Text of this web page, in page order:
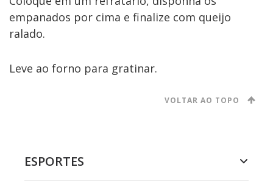
empanados por cima e finalize com queijo
ralado.
Leve ao forno para gratinar.
VOLTAR AO TOPO
ESPORTES